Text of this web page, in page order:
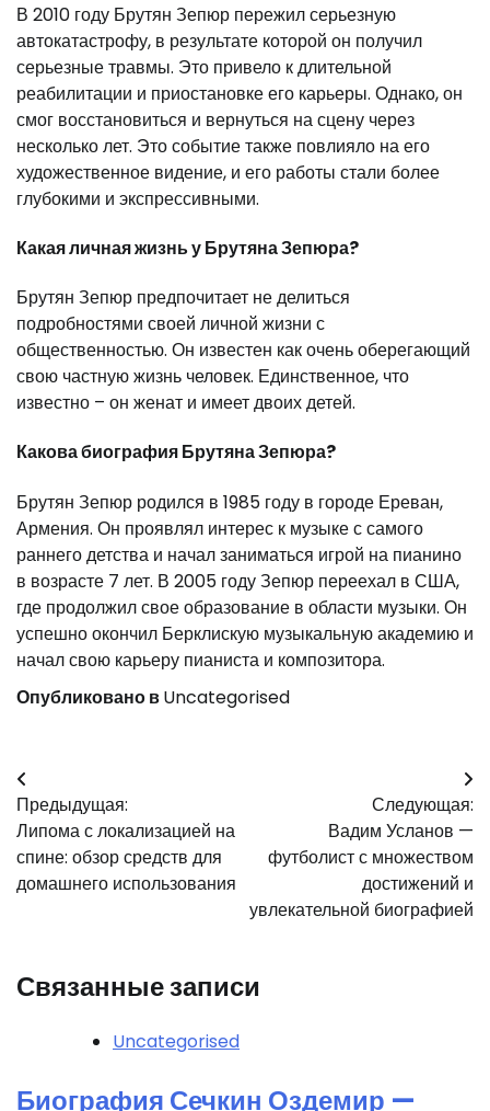
В 2010 году Брутян Зепюр пережил серьезную
автокатастрофу, в результате которой он получил
серьезные травмы. Это привело к длительной
реабилитации и приостановке его карьеры. Однако, он
смог восстановиться и вернуться на сцену через
несколько лет. Это событие также повлияло на его
художественное видение, и его работы стали более
глубокими и экспрессивными.
Какая личная жизнь у Брутяна Зепюра?
Брутян Зепюр предпочитает не делиться
подробностями своей личной жизни с
общественностью. Он известен как очень оберегающий
свою частную жизнь человек. Единственное, что
известно – он женат и имеет двоих детей.
Какова биография Брутяна Зепюра?
Брутян Зепюр родился в 1985 году в городе Ереван,
Армения. Он проявлял интерес к музыке с самого
раннего детства и начал заниматься игрой на пианино
в возрасте 7 лет. В 2005 году Зепюр переехал в США,
где продолжил свое образование в области музыки. Он
успешно окончил Берклискую музыкальную академию и
начал свою карьеру пианиста и композитора.
Опубликовано вUncategorised
Навигация
по
записям
Предыдущая:
Липома с локализацией на
спине: обзор средств для
домашнего использования
Следующая:
Вадим Усланов —
футболист с множеством
достижений и
увлекательной биографией
Связанные записи
Uncategorised
Биография Сечкин Оздемир —